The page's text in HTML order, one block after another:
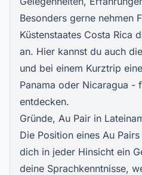
Besonders gerne nehmen
Küstenstaates Costa Rica
an. Hier kannst du auch
und bei einem Kurztrip
Panama oder Nicaragua -
entdecken.
Gründe, Au Pair in
Die Position eines Au
dich in jeder Hinsicht ein
deine Sprachkenntnisse,